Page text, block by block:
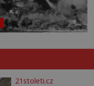
21stoleti.cz